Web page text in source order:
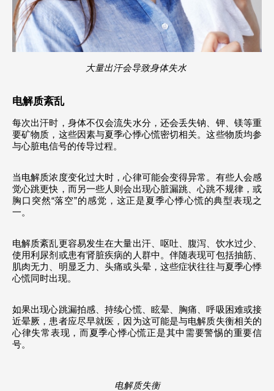
大量出汗会导致身体失水
电解质紊乱
每次出汗时，身体不仅会流失水分，还会丢失钠、钾、镁等重
要矿物质，这些因素与夏季心悸心慌密切相关。这些物质均参
与心脏电信号的传导过程。
当电解质浓度变化过大时，心律可能会变得异常。有些人会感
觉心跳更快，而另一些人则会出现心脏漏跳、心跳不规律，或
胸口突然“落空”的感觉，这正是夏季心悸心慌的典型表现之
一。
电解质紊乱更容易发生在大量出汗、呕吐、腹泻、饮水过少、
使用利尿剂或患有肾脏疾病的人群中。伴随表现可包括抽筋、
肌肉无力、明显乏力、头痛或头晕，这些症状往往与夏季心悸
心慌同时出现。
如果出现心跳漏拍感、持续心慌、眩晕、胸痛、呼吸困难或接
近晕厥，患者应尽早就医，因为这可能是与电解质失衡相关的
心律失常表现，而夏季心悸心慌正是其中需要警惕的重要信
号。
电解质失衡